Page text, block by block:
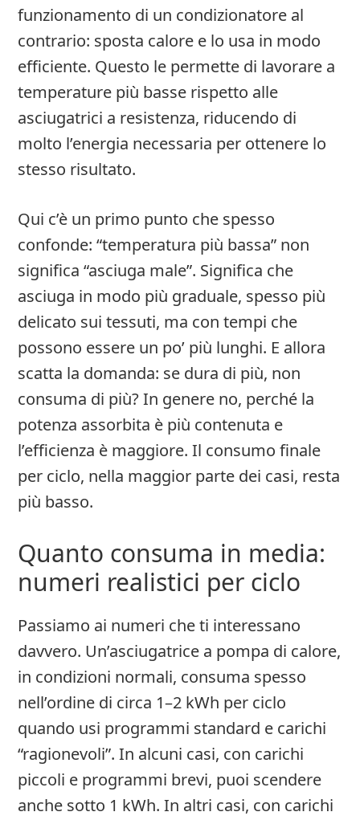
funzionamento di un condizionatore al
contrario: sposta calore e lo usa in modo
efficiente. Questo le permette di lavorare a
temperature più basse rispetto alle
asciugatrici a resistenza, riducendo di
molto l’energia necessaria per ottenere lo
stesso risultato.
Qui c’è un primo punto che spesso
confonde: “temperatura più bassa” non
significa “asciuga male”. Significa che
asciuga in modo più graduale, spesso più
delicato sui tessuti, ma con tempi che
possono essere un po’ più lunghi. E allora
scatta la domanda: se dura di più, non
consuma di più? In genere no, perché la
potenza assorbita è più contenuta e
l’efficienza è maggiore. Il consumo finale
per ciclo, nella maggior parte dei casi, resta
più basso.
Quanto consuma in media:
numeri realistici per ciclo
Passiamo ai numeri che ti interessano
davvero. Un’asciugatrice a pompa di calore,
in condizioni normali, consuma spesso
nell’ordine di circa 1–2 kWh per ciclo
quando usi programmi standard e carichi
“ragionevoli”. In alcuni casi, con carichi
piccoli e programmi brevi, puoi scendere
anche sotto 1 kWh. In altri casi, con carichi